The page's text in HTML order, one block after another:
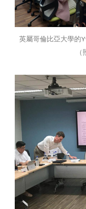
英屬哥倫比亞大學的